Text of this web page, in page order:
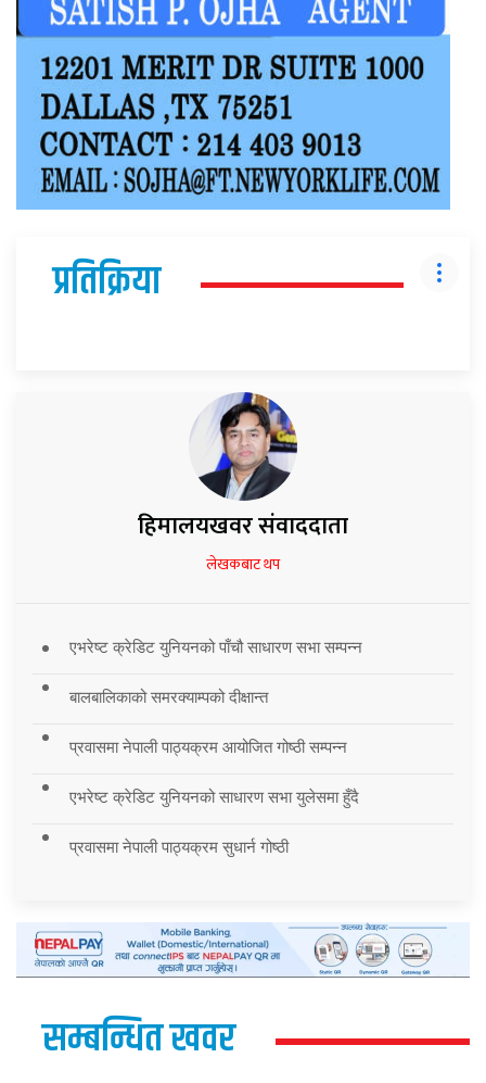
प्रतिक्रिया
हिमालयखवर संवाददाता
लेखकबाट थप
एभरेष्ट क्रेडिट युनियनको पाँचौ साधारण सभा सम्पन्न
बालबालिकाको समरक्याम्पको दीक्षान्त
प्रवासमा नेपाली पाठ्यक्रम आयोजित गोष्ठी सम्पन्न
एभरेष्ट क्रेडिट युनियनको साधारण सभा युलेसमा हुँदै
प्रवासमा नेपाली पाठ्यक्रम सुधार्न गोष्ठी
सम्बन्धित खवर